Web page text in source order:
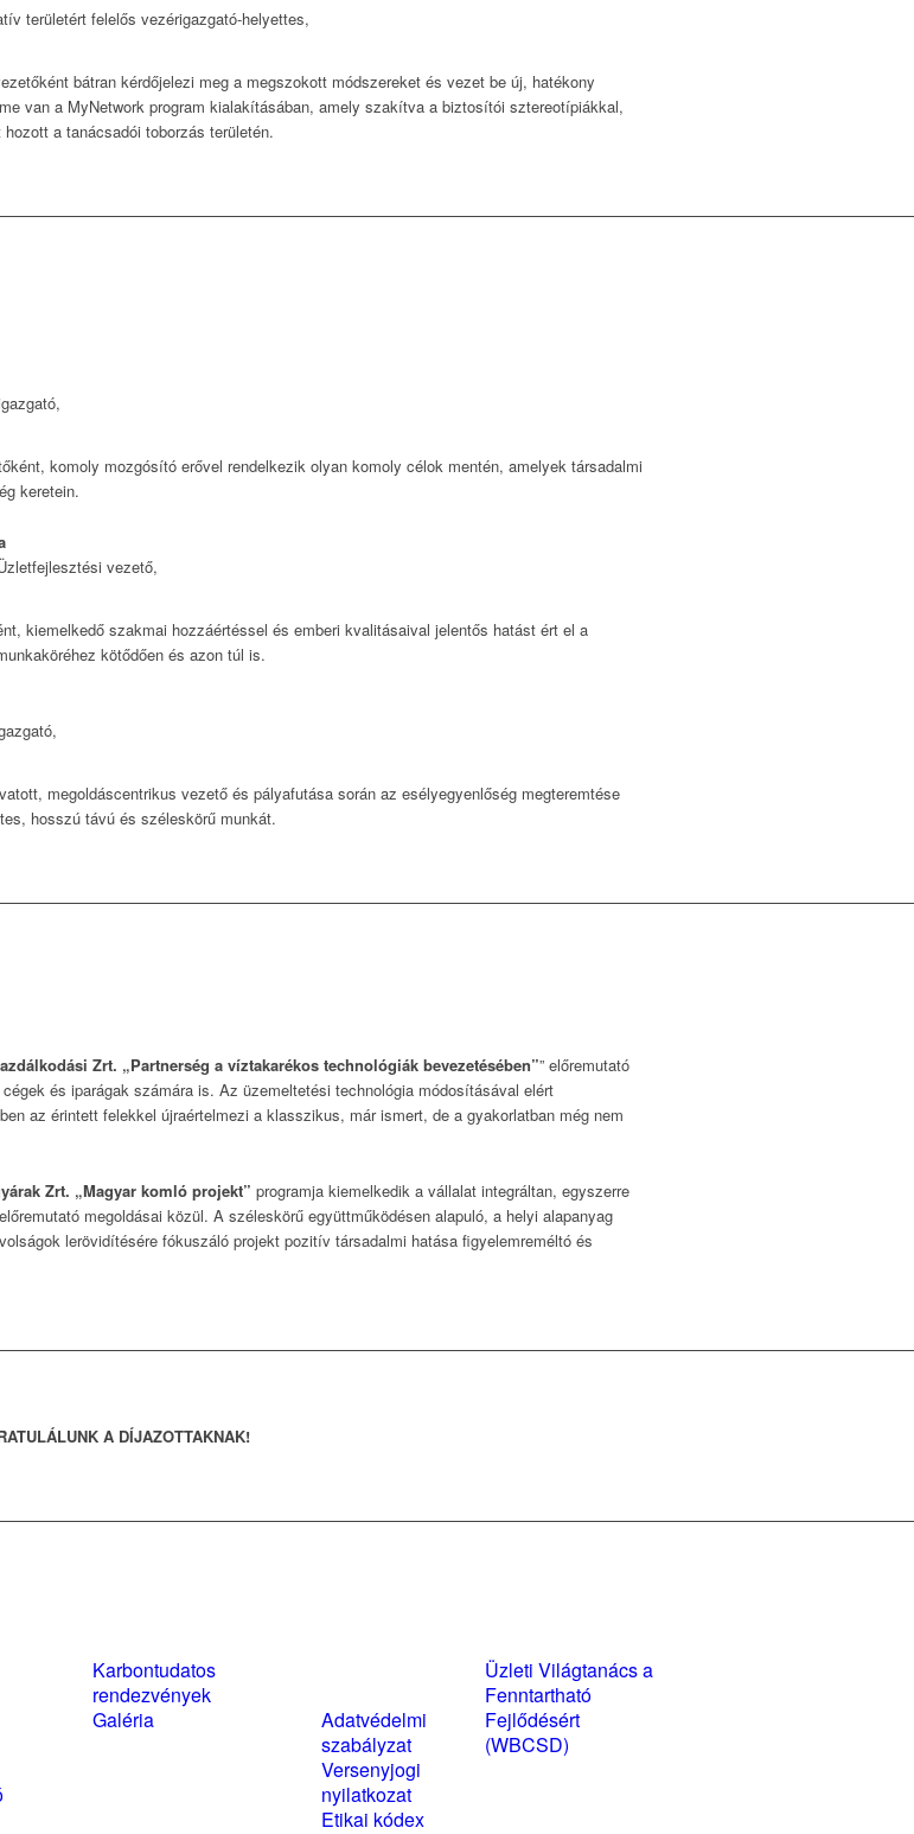
területért felelős vezérigazgató-helyettes,
bátran kérdőjelezi meg a megszokott módszereket és vezet be új, hatékony
van a MyNetwork program kialakításában, amely szakítva a biztosítói sztereotípiákkal,
a tanácsadói toborzás területén.
komoly mozgósító erővel rendelkezik olyan komoly célok mentén, amelyek társadalmi
keretein.
vezető,
kiemelkedő szakmai hozzáértéssel és emberi kvalitásaival jelentős hatást ért el a
kötődően és azon túl is.
megoldáscentrikus vezető és pályafutása során az esélyegyenlőség megteremtése
hosszú távú és széleskörű munkát.
Zrt. „Partnerség a víztakarékos technológiák bevezetésében”” előremutató
és iparágak számára is. Az üzemeltetési technológia módosításával elért
az érintett felekkel újraértelmezi a klasszikus, már ismert, de a gyakorlatban még nem
Zrt. „Magyar komló projekt” programja kiemelkedik a vállalat integráltan, egyszerre
megoldásai közül. A széleskörű együttműködésen alapuló, a helyi alapanyag
lerövidítésére fókuszáló projekt pozitív társadalmi hatása figyelemreméltó és
A DÍJAZOTTAKNAK!
Karbontudatos
rendezvények
Galéria
Adatvédelmi
szabályzat
Versenyjogi
nyilatkozat
Etikai kódex
Üzleti Világtanács a
Fenntartható
Fejlődésért
(WBCSD)